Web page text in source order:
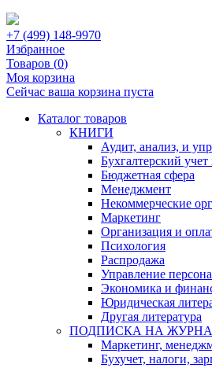
+7 (499) 148-9970
Избранное
Товаров (0)
Моя корзина
Сейчас ваша корзина пуста
Каталог товаров
КНИГИ
Аудит, анализ, и
Бухгалтерский
Бюджетная сфера
Менеджмент
Некоммерческие
Маркетинг
Организация и
Психология
Распродажа
Управление
Экономика и
Юридическая
Другая литература
ПОДПИСКА НА
Маркетинг,
Бухучет, налоги,